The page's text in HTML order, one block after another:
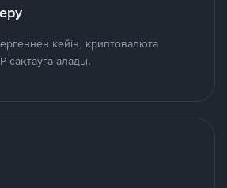
кейін, криптовалюта
сақтауға алады.